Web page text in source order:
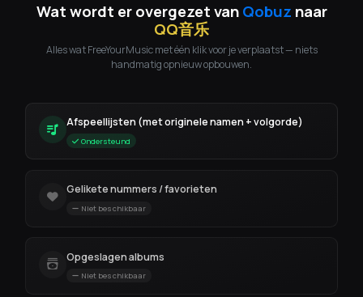
Wat wordt er overgezet vanQobuz naar
QQ音乐
Alles wat FreeYourMusic met één klik voor je verplaatst — niets
handmatig opnieuw opbouwen.
Afspeellijsten (met originele namen + volgorde)
Ondersteund
Gelikete nummers / favorieten
Niet beschikbaar
Opgeslagen albums
Niet beschikbaar